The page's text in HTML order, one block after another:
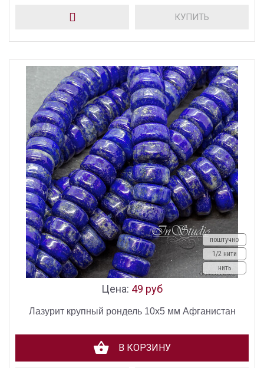
КУПИТЬ
поштучно
1/2 нити
нить
Цена: 49 руб
Лазурит крупный рондель 10х5 мм Афганистан
В КОРЗИНУ